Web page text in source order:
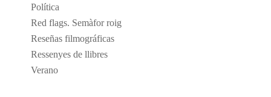
Política
Red flags. Semàfor roig
Reseñas filmográficas
Ressenyes de llibres
Verano